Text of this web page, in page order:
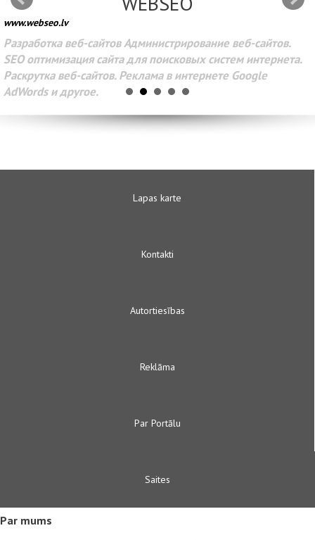
www.webseo.lv
Разработка веб-сайтов Администрирование веб-сайтов.
SEO оптимизация сайта для поисковых систем интернета.
Раскрутка веб-сайтов. Реклама в интернете Google
AdWords и другое.
Lapas karte
Kontakti
Autortiesības
Reklāma
Par Portālu
Saites
Par mums